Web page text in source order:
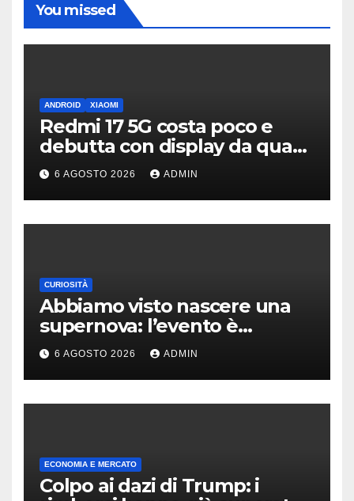
You missed
ANDROID XIAOMI
Redmi 17 5G costa poco e
debutta con display da quasi
7 pollici e batteria enorme
6 AGOSTO 2026 ADMIN
CURIOSITÀ
Abbiamo visto nascere una
supernova: l’evento è
rarissimo
6 AGOSTO 2026 ADMIN
ECONOMIA E MERCATO
Colpo ai dazi di Trump: i